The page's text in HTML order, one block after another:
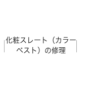
化粧スレート（カラー
ベスト）の修理